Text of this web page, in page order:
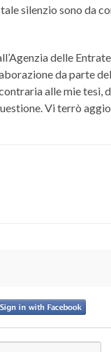
silenzio sono da
delle
da parte
alle mie tesi,
Vi terrò